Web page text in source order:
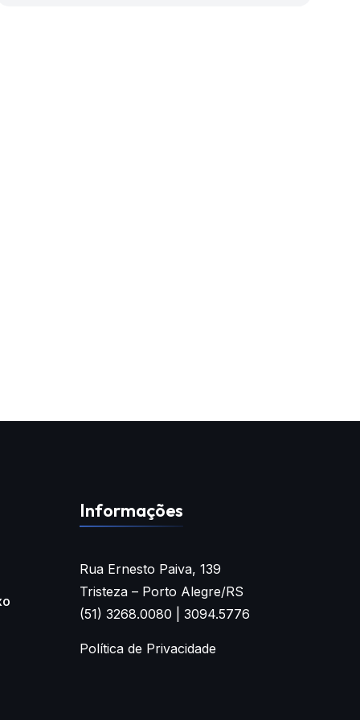
Informações
Rua Ernesto Paiva, 139
Tristeza – Porto Alegre/RS
(51) 3268.0080 | 3094.5776
Política de Privacidade